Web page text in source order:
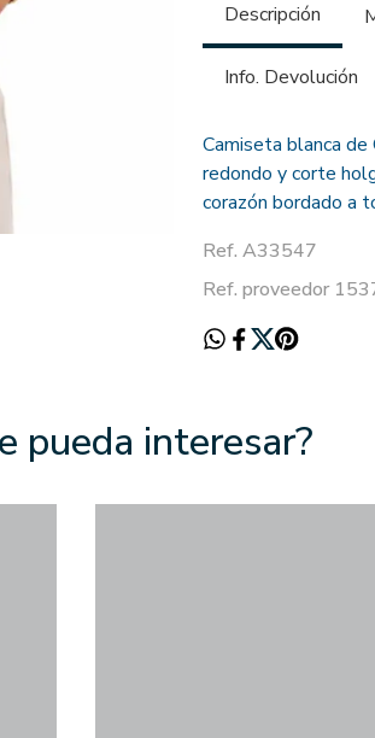
Descripción
Info. Devolución
Camiseta blanca
redondo y corte
corazón bordado a
Ref. A33547
Ref. proveedor
pueda interesar?